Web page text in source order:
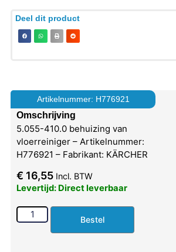
Deel dit product
Artikelnummer: H776921
Omschrijving
5.055-410.0 behuizing van
vloerreiniger – Artikelnummer:
H776921 – Fabrikant: KÄRCHER
€ 16,55 Incl. BTW
Levertijd: Direct leverbaar
Bestel